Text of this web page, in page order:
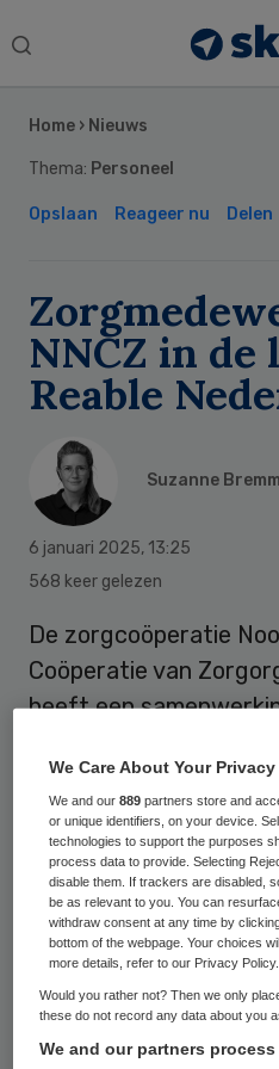
Search
Home › Nieuws
Thema: Personeel
Opslaan Reageer nu Delen
NNCZ in de
Reable
Suzanne
6 januari 2025, 13:25
568 keer gelezen
De zorgcoöperatie
Coöperatie van
heeft een
praktisch
leren over reablement
Vorig jaar is de
Sam principe: Zelf Als
Samen Als het
in dat bij elke
gekeken hoe iemand
Sidebar
We Care About Your Privacy
We and our889 partners store and
or unique identifiers, on your device.
technologies to support the purposes
process data to provide. Selecting
disable them. If trackers are disabled,
be as relevant to you. You can
withdraw consent at any time by
bottom of the webpage. Your choices
more details, refer to our Privacy Policy.
Would you rather not? Then we only
these do not record any data about you
We and our partners